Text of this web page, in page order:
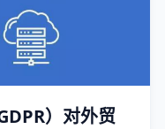
）对外贸